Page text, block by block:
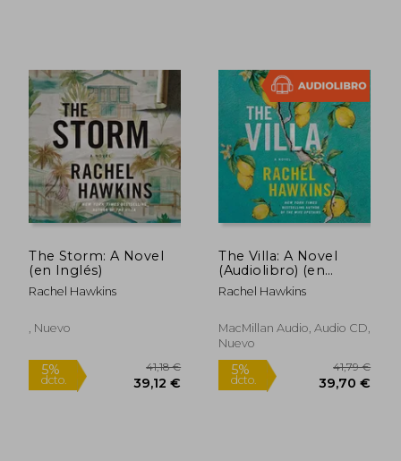
23,13 €
The Storm: A Novel
(en Inglés)
Rachel Hawkins
, Nuevo
The Villa: A Novel
(Audiolibro) (en
Inglés)
Rachel Hawkins
MacMillan Audio, Audio CD,
Nuevo